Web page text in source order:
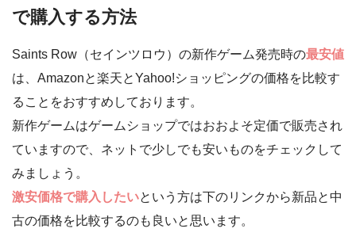
で購入する方法
Saints Row（セインツロウ）の新作ゲーム発売時の最安値
は、Amazonと楽天とYahoo!ショッピングの価格を比較す
ることをおすすめしております。
新作ゲームはゲームショップではおおよそ定価で販売され
ていますので、ネットで少しでも安いものをチェックして
みましょう。
激安価格で購入したいという方は下のリンクから新品と中
古の価格を比較するのも良いと思います。